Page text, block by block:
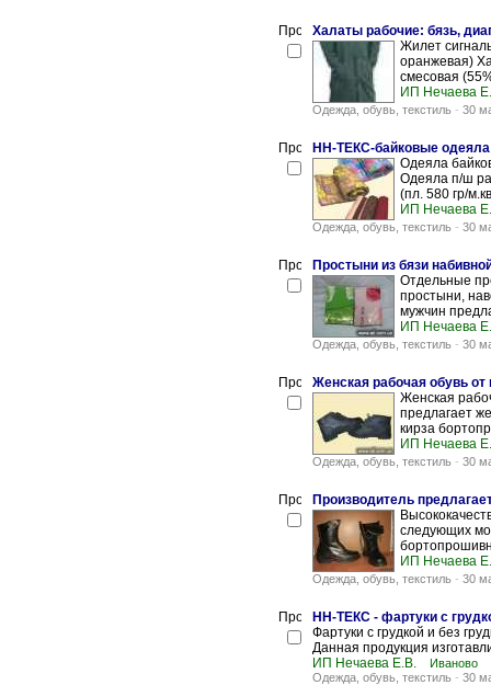
Халаты рабочие: бязь,
Жилет
оранжевая)
смесовая
ИП Нечаева
Одежда, обувь, текстиль - 30
НН-ТЕКС-байковые
Одеяла
Одеяла п/ш
(пл. 580 гр/
ИП Нечаева
Одежда, обувь, текстиль - 30
Простыни из бязи
Отдельные
простыни,
мужчин
ИП Нечаева
Одежда, обувь, текстиль - 30
Женская рабочая обувь от
Женская
предлагает
кирза
ИП Нечаева
Одежда, обувь, текстиль - 30
Производитель
следующих
ИП Нечаева
Одежда, обувь, текстиль - 30
НН-ТЕКС - фартуки с
Фартуки с грудкой и без
Данная продукция
ИП Нечаева Е.В.
Иваново
Одежда, обувь, текстиль - 30